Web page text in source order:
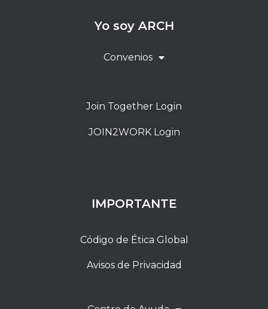
Yo soy ARCH
Convenios
Join Together Login
JOIN2WORK Login
IMPORTANTE
Código de Ética Global
Avisos de Privacidad